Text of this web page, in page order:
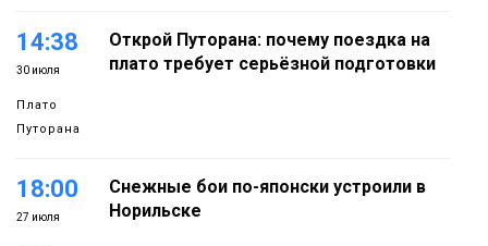
14:38
30 июля
Плато
Путорана
Открой Путорана: почему поездка на
плато требует серьёзной подготовки
18:00
27 июля
Снежные бои по-японски устроили в
Норильске